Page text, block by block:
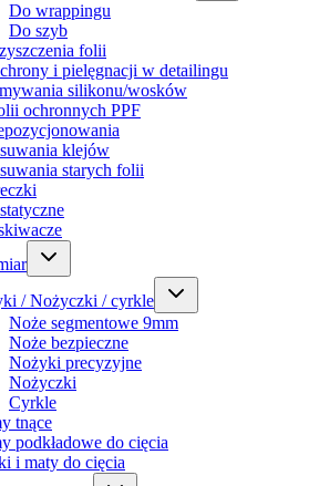
Do wrappingu
Do szyb
folii
i pielęgnacji w detailingu
silikonu/wosków
ochronnych PPF
klejów
starych folii
/ Nożyczki / cyrkle
Noże segmentowe 9mm
Noże bezpieczne
Nożyki precyzyjne
Nożyczki
Cyrkle
tnące
podkładowe do cięcia
i maty do cięcia